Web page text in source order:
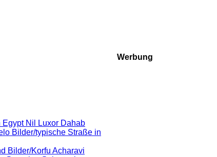
Nil Luxor Dahab
Bilder/typische Straße in
Bilder/Korfu Acharavi
Werbung